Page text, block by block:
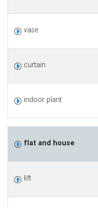
vase
curtain
indoor plant
flat and house
lift